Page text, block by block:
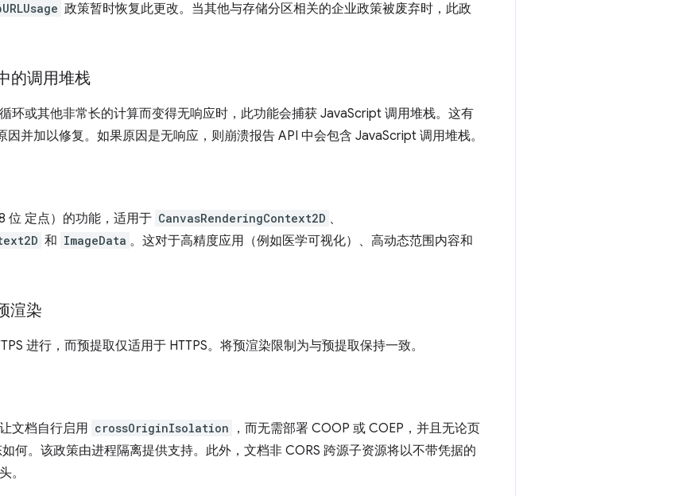
政策暂时恢复此更改。当其他与存储分区相关的企业政策被废弃时，此政
的调用堆栈
环或其他非常长的计算而变得无响应时，此功能会捕获 JavaScript 调用堆栈。这有
并加以修复。如果原因是无响应，则崩溃报告 API 中会包含 JavaScript 调用堆栈。
位 定点）的功能，适用于 CanvasRenderingContext2D 、
和 ImageData 。这对于高精度应用（例如医学可视化）、高动态范围内容和
渲染
进行，而预提取仅适用于 HTTPS。将预渲染限制为与预提取保持一致。
文档自行启用 crossOriginIsolation
，而无需部署 COOP 或 COEP，并且无论页
何。该政策由进程隔离提供支持。此外，文档非 CORS 跨源子资源将以不带凭据的
。